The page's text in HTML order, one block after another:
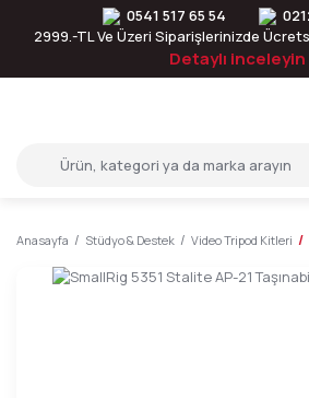
0541 517 65 54
2999.-TL Ve Üzeri Siparişlerinizde
Detaylı
Anasayfa Stüdyo & Destek Video Tripod Kitleri